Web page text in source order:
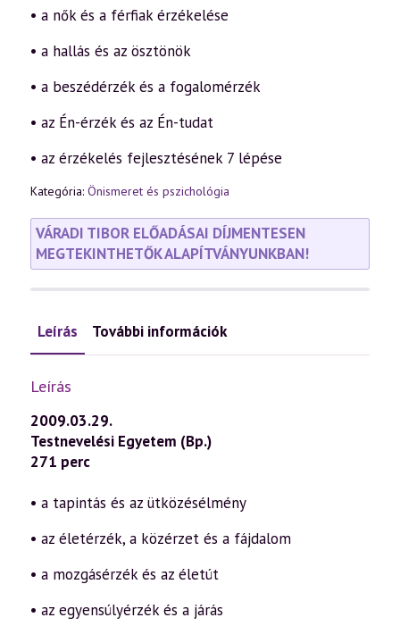
• a nők és a férfiak érzékelése
• a hallás és az ösztönök
• a beszédérzék és a fogalomérzék
• az Én-érzék és az Én-tudat
• az érzékelés fejlesztésének 7 lépése
Kategória: Önismeret és pszichológia
VÁRADI TIBOR ELŐADÁSAI DÍJMENTESEN
MEGTEKINTHETŐK ALAPÍTVÁNYUNKBAN!
Leírás További információk
Leírás
2009.03.29.
Testnevelési Egyetem (Bp.)
271 perc
• a tapintás és az ütközésélmény
• az életérzék, a közérzet és a fájdalom
• a mozgásérzék és az életút
• az egyensúlyérzék és a járás